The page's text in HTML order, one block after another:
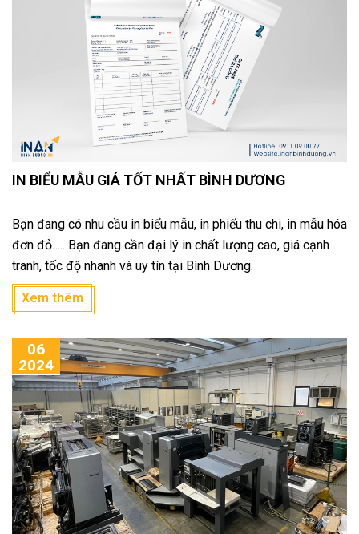
IN BIỂU MẪU GIÁ TỐT NHẤT BÌNH DƯƠNG
Bạn đang có nhu cầu in biểu mẫu, in phiếu thu chi, in mẫu hóa
đơn đỏ….. Bạn đang cần đại lý in chất lượng cao, giá cạnh
tranh, tốc độ nhanh và uy tín tại Bình Dương.
Xem thêm
06
2024